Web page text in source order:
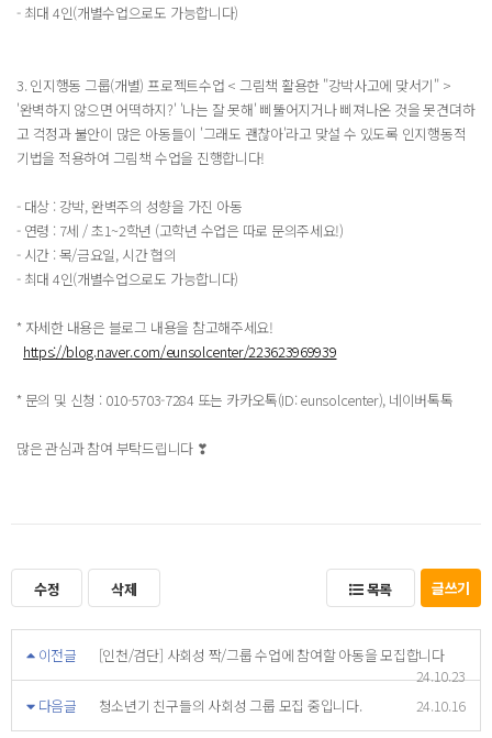
- 최대 4인(개별수업으로도 가능합니다)
3. 인지행동 그룹(개별) 프로젝트수업 < 그림책 활용한 "강박사고에 맞서기" >​
'완벽하지 않으면 어떡하지?' '나는 잘 못해' 삐뚤어지거나 삐져나온 것을 못견뎌하
고 걱정과 불안이 많은 아동들이 '그래도 괜찮아'라고 맞설 수 있도록 인지행동적
기법을 적용하여 그림책 수업을 진행합니다!
- 대상 : 강박, 완벽주의 성향을 가진 아동
- 연령 : 7세 / 초1~2학년 (고학년 수업은 따로 문의주세요!)
- 시간 : 목/금요일, 시간 협의
- 최대 4인(개별수업으로도 가능합니다)
* 자세한 내용은 블로그 내용을 참고해주세요!
https://blog.naver.com/eunsolcenter/223623969939
* 문의 및 신청 : 010-5703-7284 또는 카카오톡(ID: eunsolcenter), 네이버톡톡
많은 관심과 참여 부탁드립니다 ❣
수정 삭제 목록 글쓰기
이전글
[인천/검단] 사회성 짝/그룹 수업에 참여할 아동을 모집합니다
24.10.23
다음글
청소년기 친구들의 사회성 그룹 모집 중입니다. 24.10.16